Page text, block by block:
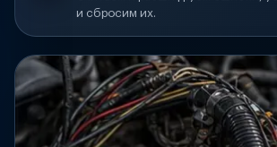
и сбросим их.